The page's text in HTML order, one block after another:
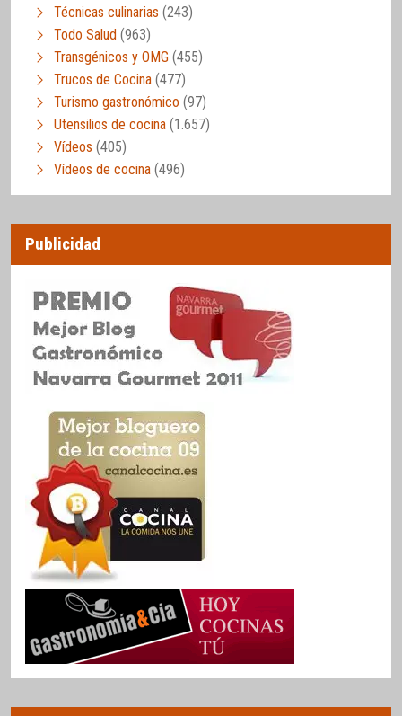
Técnicas culinarias (243)
Todo Salud (963)
Transgénicos y OMG (455)
Trucos de Cocina (477)
Turismo gastronómico (97)
Utensilios de cocina (1.657)
Vídeos (405)
Vídeos de cocina (496)
Publicidad